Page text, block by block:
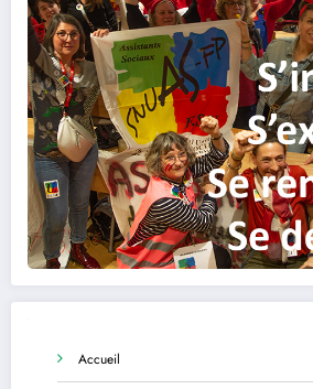
Accueil